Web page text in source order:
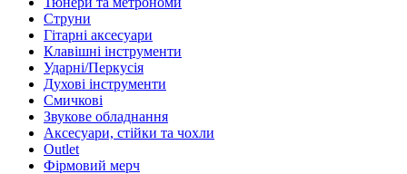
Струни
Гітарні аксесуари
Клавішні інструменти
Ударні/Перкусія
Духові інструменти
Смичкові
Звукове обладнання
Аксесуари, стійки та чохли
Outlet
Фірмовий мерч